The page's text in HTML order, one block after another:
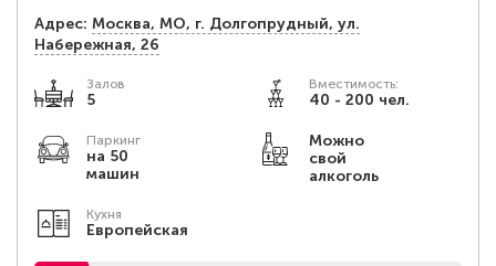
Адрес: Москва, МО, г. Долгопрудный, ул.
Набережная, 26
Залов
5
Вместимость:
40 - 200 чел.
Паркинг
на 50
машин
Можно
свой
алкоголь
Кухня
Европейская